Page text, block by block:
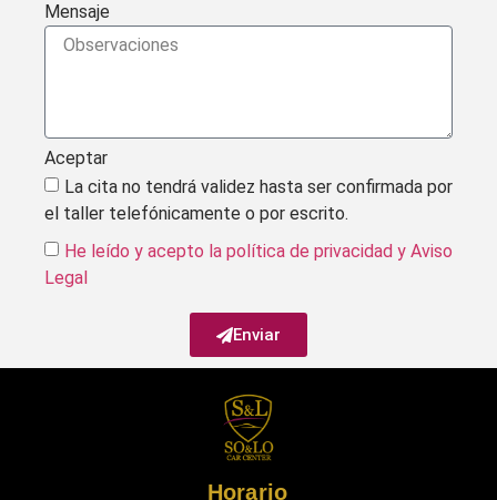
Mensaje
Aceptar
La cita no tendrá validez hasta ser confirmada por
el taller telefónicamente o por escrito.
He leído y acepto la política de privacidad y Aviso
Legal
Enviar
Horario